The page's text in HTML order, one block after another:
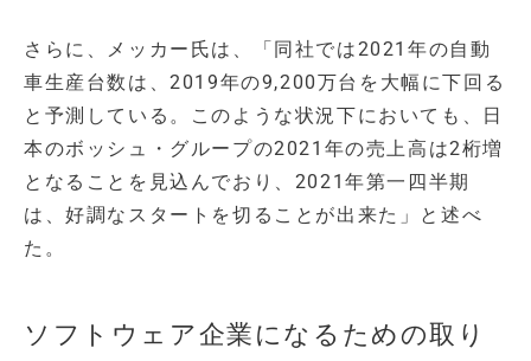
さらに、メッカー氏は、「同社では2021年の自動
車生産台数は、2019年の9,200万台を大幅に下回る
と予測している。このような状況下においても、日
本のボッシュ・グループの2021年の売上高は2桁増
となることを見込んでおり、2021年第一四半期
は、好調なスタートを切ることが出来た」と述べ
た。
ソフトウェア企業になるための取り